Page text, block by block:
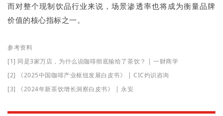
而对整个现制饮品行业来说，场景渗透率也将成为衡量品牌
价值的核心指标之一。
参考资料
[1] 同是3家万店，为什么说咖啡彻底输给了茶饮？ | 一财商学
[2] 《2025中国咖啡产业枢纽发展白皮书》 | CIC灼识咨询
[3] 《2024年新茶饮增长洞察白皮书》 | 永安